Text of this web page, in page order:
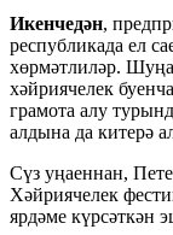
Икенчедән,
республикада ел
хөрмәтлиләр. Шуңа
хәйриячелек
грамота алу
алдына да китерә
Сүз уңаеннан,
Хәйриячелек
ярдәме күрсәткән